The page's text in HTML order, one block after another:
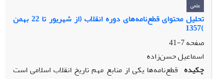
علمی
تحلیل محتوای قطع‌نامه‌های دوره انقلاب (از شهریور تا 22 بهمن
)1357
صفحه7-41
اسماعیل حسن‌زاده
چکیده قطع‌نامه‌ها یکی از منابع مهم تاریخ انقلاب اسلامی است